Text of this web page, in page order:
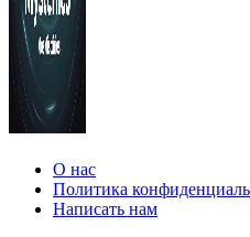
О нас
Политика
Написать нам